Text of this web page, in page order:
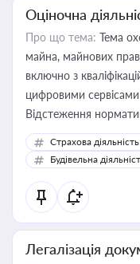
Оціночна
Про що тема: Тема
майна, майнових прав
включно з
цифровими сервісами
Відстеження
корисне для
бухгалтера під час
державного майна,
статусу суб'єктів
Страхова діяльність
Будівельна
Легалізація